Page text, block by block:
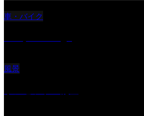
車・バイク
風景